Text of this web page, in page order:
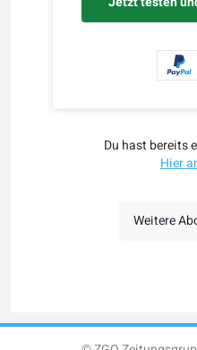
Du hast bereits
Hier
Weitere